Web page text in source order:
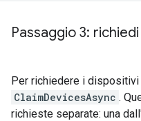
Passaggio 3:
Per richiedere i dispositivi
ClaimDevicesAsync .
richieste separate: una